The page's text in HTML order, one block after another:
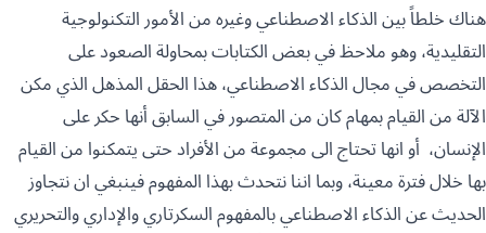
هناك خلطاً بين الذكاء الاصطناعي وغيره من الأمور التكنولوجية
التقليدية، وهو ملاحظ في بعض الكتابات بمحاولة الصعود على
التخصص في مجال الذكاء الاصطناعي، هذا الحقل المذهل الذي مكن
الآلة من القيام بمهام كان من المتصور في السابق أنها حكر على
الإنسان، أو انها تحتاج الى مجموعة من الأفراد حتى يتمكنوا من القيام
بها خلال فترة معينة، وبما اننا نتحدث بهذا المفهوم فينبغي ان نتجاوز
الحديث عن الذكاء الاصطناعي بالمفهوم السكرتاري والإداري والتحريري